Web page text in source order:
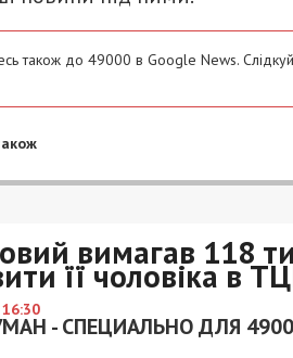
також до 49000 в Google News.
вимагав 118
її чоловіка в
- СПЕЦИАЛЬНО ДЛЯ